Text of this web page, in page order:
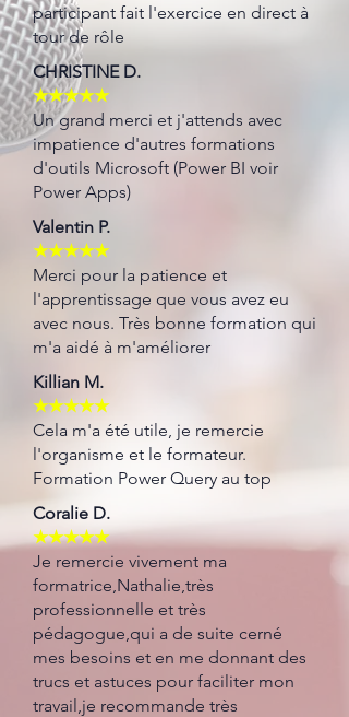
participant fait l'exercice en direct à
tour de rôle
CHRISTINE D.
★★★★★
Un grand merci et j'attends avec
impatience d'autres formations
d'outils Microsoft (Power BI voir
Power Apps)
Valentin P.
★★★★★
Merci pour la patience et
l'apprentissage que vous avez eu
avec nous. Très bonne formation qui
m'a aidé à m'améliorer
Killian M.
★★★★★
Cela m'a été utile, je remercie
l'organisme et le formateur.
Formation Power Query au top
Coralie D.
★★★★★
Je remercie vivement ma
formatrice,Nathalie,très
professionnelle et très
pédagogue,qui a de suite cerné
mes besoins et en me donnant des
trucs et astuces pour faciliter mon
travail,je recommande très